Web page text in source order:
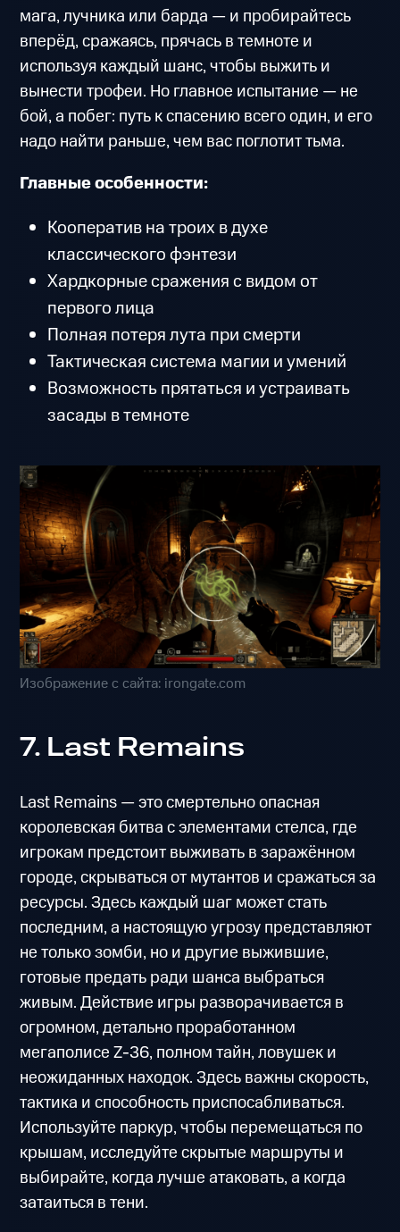
мага, лучника или барда — и пробирайтесь
вперёд, сражаясь, прячась в темноте и
используя каждый шанс, чтобы выжить и
вынести трофеи. Но главное испытание — не
бой, а побег: путь к спасению всего один, и его
надо найти раньше, чем вас поглотит тьма.
Главные особенности:
Кооператив на троих в духе
классического фэнтези
Хардкорные сражения с видом от
первого лица
Полная потеря лута при смерти
Тактическая система магии и умений
Возможность прятаться и устраивать
засады в темноте
Изображение с сайта: irongate.com
7. Last Remains
Last Remains — это смертельно опасная
королевская битва с элементами стелса, где
игрокам предстоит выживать в заражённом
городе, скрываться от мутантов и сражаться за
ресурсы. Здесь каждый шаг может стать
последним, а настоящую угрозу представляют
не только зомби, но и другие выжившие,
готовые предать ради шанса выбраться
живым. Действие игры разворачивается в
огромном, детально проработанном
мегаполисе Z-36, полном тайн, ловушек и
неожиданных находок. Здесь важны скорость,
тактика и способность приспосабливаться.
Используйте паркур, чтобы перемещаться по
крышам, исследуйте скрытые маршруты и
выбирайте, когда лучше атаковать, а когда
затаиться в тени.